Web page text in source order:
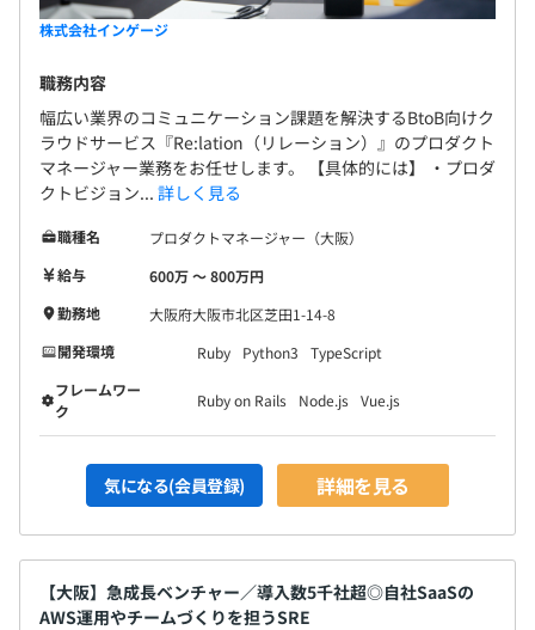
株式会社インゲージ
職務内容
幅広い業界のコミュニケーション課題を解決するBtoB向けク
ラウドサービス『Re:lation（リレーション）』のプロダクト
マネージャー業務をお任せします。 【具体的には】 ・プロダ
クトビジョン... 詳しく見る
職種名
プロダクトマネージャー（大阪）
給与
600万 〜 800万円
勤務地
大阪府大阪市北区芝田1-14-8
開発環境
Ruby Python3
TypeScript
フレームワー
ク
Ruby on Rails Node.js Vue.js
気になる(会員登録) 詳細を見る
【大阪】急成長ベンチャー／導入数5千社超◎自社SaaSの
AWS運用やチームづくりを担うSRE